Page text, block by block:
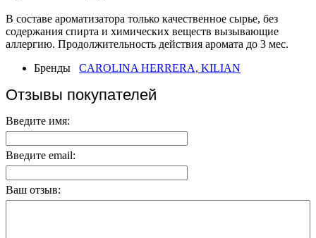
В составе ароматизатора только качественное сырье, без
содержания спирта и химических веществ вызывающие
аллергию. Продолжительность действия аромата до 3 мес.
Бренды
CAROLINA HERRERA, KILIAN
Отзывы покупателей
Введите имя:
Введите email:
Ваш отзыв: